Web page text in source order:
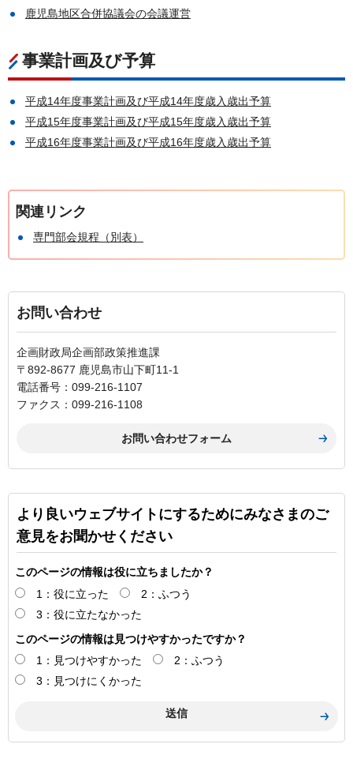
鹿児島地区合併協議会の会議運営
事業計画及び予算
平成14年度事業計画及び平成14年度歳入歳出予算
平成15年度事業計画及び平成15年度歳入歳出予算
平成16年度事業計画及び平成16年度歳入歳出予算
関連リンク
専門部会規程（別表）
お問い合わせ
企画財政局企画部政策推進課
〒892-8677 鹿児島市山下町11-1
電話番号：099-216-1107
ファクス：099-216-1108
より良いウェブサイトにするためにみなさまのご
意見をお聞かせください
このページの情報は役に立ちましたか？
1：役に立った
2：ふつう
3：役に立たなかった
このページの情報は見つけやすかったですか？
1：見つけやすかった
2：ふつう
3：見つけにくかった